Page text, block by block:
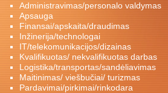
administravimas/personalo valdymas
apsauga
finansai/apskaita/draudimas
inžinerija/technologai
IT/telekomunikacijos/dizainas
kvalifikuotas/ nekvalifikuotas darbas
logistika/transportas/sandėliavimas
maitinimas/ viešbučiai/ turizmas
pardavimai/pirkimai/rinkodara